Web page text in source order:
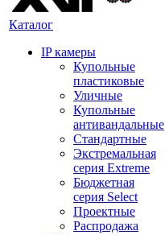
Каталог
IP камеры
Купольные
пластиковые
Уличные
Купольные
антивандальные
Стандартные
Экстремальная
серия Extreme
Бюджетная
серия Select
Проектные
Распродажа